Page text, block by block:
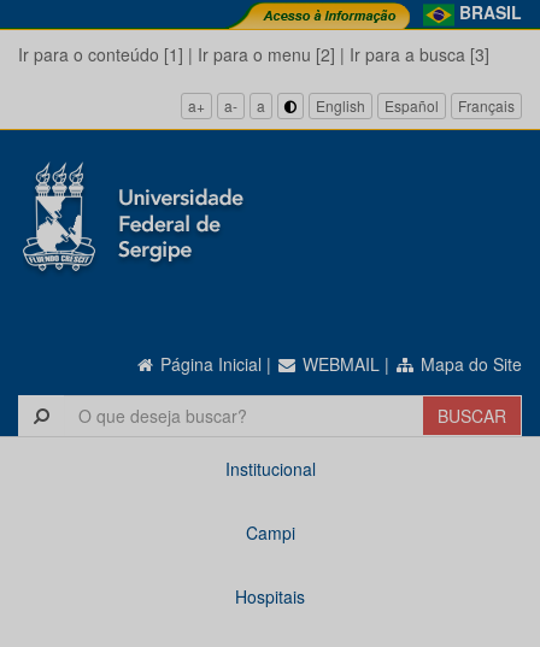
BRASIL
Ir para o conteúdo [1] | Ir para o menu [2] | Ir para a busca [3]
a+ a- a English Español Français
Página Inicial | WEBMAIL | Mapa do Site
Institucional
Campi
Hospitais